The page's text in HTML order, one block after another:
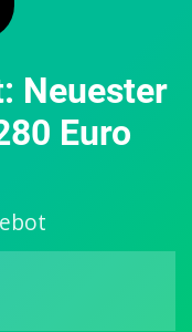
Neuester
Euro